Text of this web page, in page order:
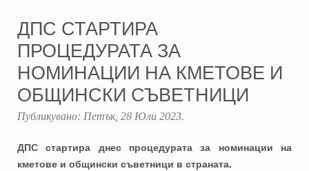
ДПС СТАРТИРА
ПРОЦЕДУРАТА ЗА
НОМИНАЦИИ НА КМЕТОВЕ И
ОБЩИНСКИ СЪВЕТНИЦИ
Публикувано: Петък, 28 Юли 2023.
ДПС стартира днес процедурата за номинации на
кметове и общински съветници в страната.